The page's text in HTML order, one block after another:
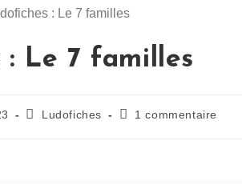
: Le 7 familles
Ludofiches 1 commentaire